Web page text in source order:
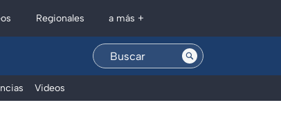
Regionales a más +
Videos